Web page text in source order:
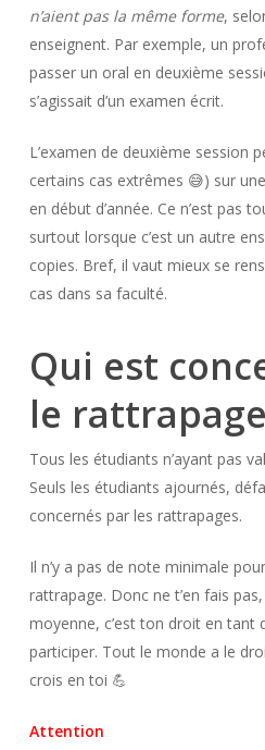
n’aient pas la même forme,
enseignent. Par exemple, un
passer un oral en deuxième
s’agissait d’un examen écrit.
L’examen de deuxième session
certains cas extrêmes 😅) sur
en début d’année. Ce n’est pas
surtout lorsque c’est un autre
copies. Bref, il vaut mieux se
cas dans sa faculté.
Qui est
le
Tous les étudiants n’ayant pas
Seuls les étudiants ajournés,
concernés par les rattrapages.
Il n’y a pas de note minimale
rattrapage. Donc ne t’en fais
moyenne, c’est ton droit en tant
participer. Tout le monde a le
crois en toi 💪
Attention